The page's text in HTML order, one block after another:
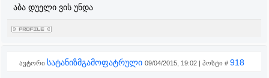
აბა დუელი ვის უნდა
ავტორი სატანიზმგამოფატრული 09/04/2015, 19:02 | პოსტი # 918